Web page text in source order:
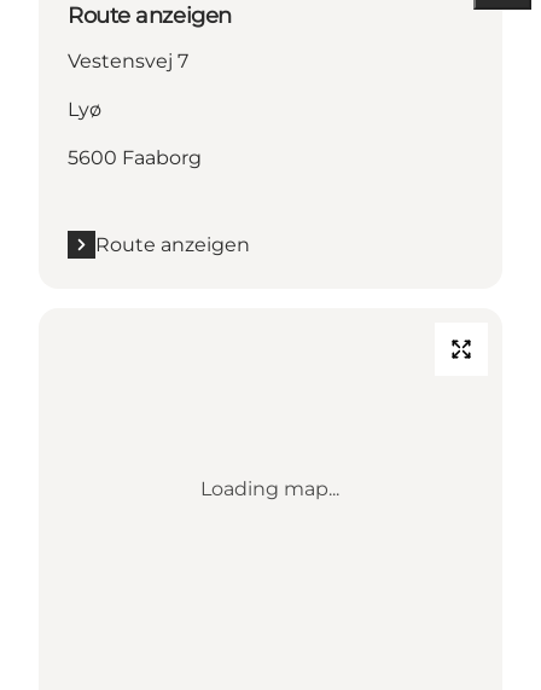
Route anzeigen
Vestensvej 7
Lyø
5600 Faaborg
Route anzeigen
Loading map...